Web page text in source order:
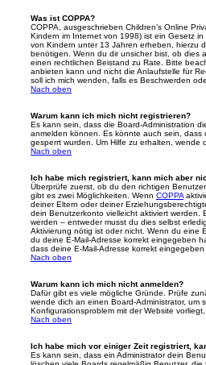
Was ist COPPA?
COPPA, ausgeschrieben Children’s Online
Kindern im Internet von 1998) ist ein Gesetz
von Kindern unter 13 Jahren erheben, hierzu
benötigen. Wenn du dir unsicher bist, ob dies
einen rechtlichen Beistand zu Rate. Bitte
anbieten kann und nicht die Anlaufstelle für
soll ich mich wenden, falls es Beschwerden
Nach oben
Warum kann ich mich nicht registrieren?
Es kann sein, dass die Board-Administration
anmelden können. Es könnte auch sein, dass
gesperrt wurden. Um Hilfe zu erhalten, wende
Nach oben
Ich habe mich registriert, kann mich aber
Überprüfe zuerst, ob du den richtigen
gibt es zwei Möglichkeiten. Wenn COPPA
deiner Eltern oder deiner
dein Benutzerkonto vielleicht aktiviert
werden – entweder musst du dies selbst
Aktivierung nötig ist oder nicht. Wenn du eine
du deine E-Mail-Adresse korrekt eingegeben
dass deine E-Mail-Adresse korrekt
Nach oben
Warum kann ich mich nicht anmelden?
Dafür gibt es viele mögliche Gründe. Prüfe
wende dich an einen Board-Administrator, um
Konfigurationsproblem mit der Website
Nach oben
Ich habe mich vor einiger Zeit registriert,
Es kann sein, dass ein Administrator dein